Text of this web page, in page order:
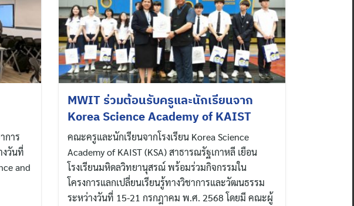
การ
งวันที่
and
MWIT ร่วมต้อนรับครูและนักเรียนจาก
Korea Science Academy of KAIST
คณะครูและนักเรียนจากโรงเรียน Korea Science
Academy of KAIST (KSA) สาธารณรัฐเกาหลี เยือน
โรงเรียนมหิดลวิทยานุสรณ์ พร้อมร่วมกิจกรรมใน
โครงการแลกเปลี่ยนเรียนรู้ทางวิชาการและวัฒนธรรม
ระหว่างวันที่ 15-21 กรกฎาคม พ.ศ. 2568 โดยมี คณะผู้